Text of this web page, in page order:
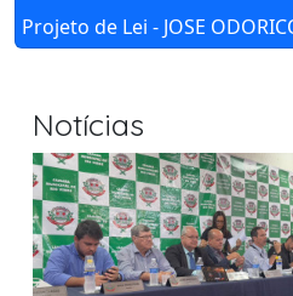
Projeto de Lei - JOSE
Notícias